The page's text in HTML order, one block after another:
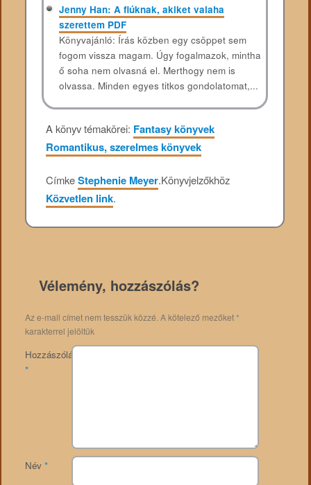
Jenny Han: A ​fiúknak, akiket valaha
szerettem PDF
Könyvajánló: Írás közben egy csöppet sem
fogom vissza magam. Úgy fogalmazok, mintha
ő soha nem olvasná el. Merthogy nem is
olvassa. Minden egyes titkos gondolatomat,...
A könyv témakörei: Fantasy könyvek
Romantikus, szerelmes könyvek
CímkeStephenie Meyer.Könyvjelzőkhöz
Közvetlen link.
Vélemény, hozzászólás?
Az e-mail címet nem tesszük közzé.A kötelező mezőket*
karakterrel jelöltük
Hozzászólás
*
Név *